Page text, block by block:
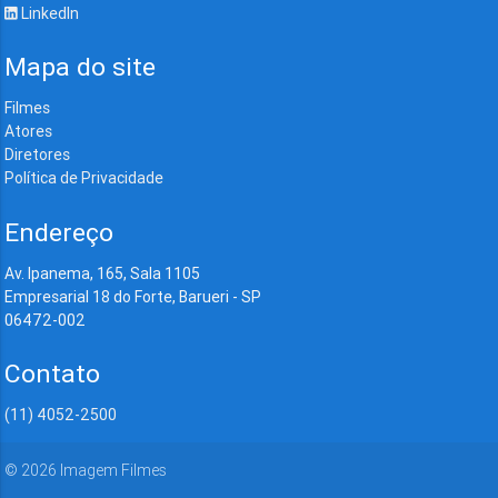
LinkedIn
Mapa do site
Filmes
Atores
Diretores
Política de Privacidade
Endereço
Av. Ipanema, 165, Sala 1105
Empresarial 18 do Forte, Barueri - SP
06472-002
Contato
(11) 4052-2500
© 2026 Imagem Filmes